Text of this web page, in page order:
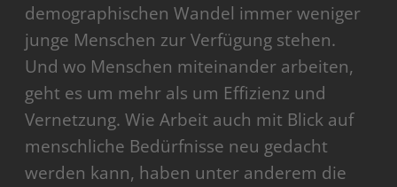
demographischen Wandel immer weniger
junge Menschen zur Verfügung stehen.
Und wo Menschen miteinander arbeiten,
geht es um mehr als um Effizienz und
Vernetzung. Wie Arbeit auch mit Blick auf
menschliche Bedürfnisse neu gedacht
werden kann, haben unter anderem die